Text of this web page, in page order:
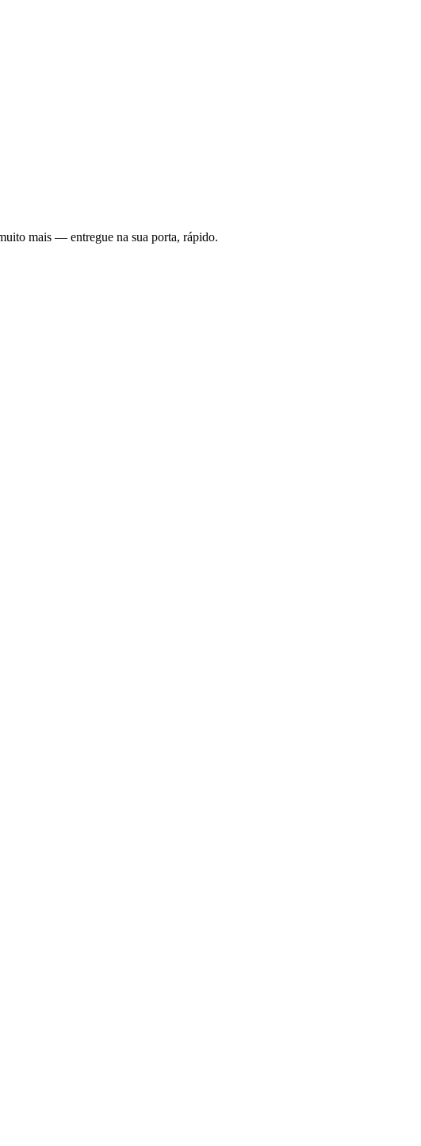
mais — entregue na sua porta, rápido.